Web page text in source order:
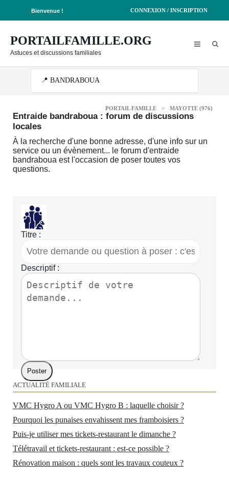
Bienvenue ! CONNEXION / INSCRIPTION
PORTAILFAMILLE.ORG
Astuces et discussions familiales
PORTAIL FAMILLE > MAYOTTE (976)
Entraide bandraboua : forum de discussions
locales
À la recherche d'une bonne adresse, d'une info sur un
service ou un évènement... le forum d'entraide
bandraboua est l'occasion de poser toutes vos
questions.
Titre :
Descriptif :
ACTUALITÉ FAMILIALE
VMC Hygro A ou VMC Hygro B : laquelle choisir ?
Pourquoi les punaises envahissent mes framboisiers ?
Puis-je utiliser mes tickets-restaurant le dimanche ?
Télétravail et tickets-restaurant : est-ce possible ?
Rénovation maison : quels sont les travaux couteux ?